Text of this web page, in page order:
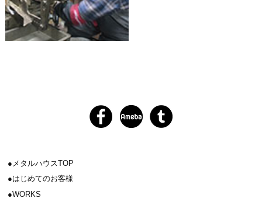
メタルハウスTOP
はじめてのお客様
WORKS